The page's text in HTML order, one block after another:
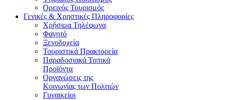
Ορεινός Τουρισμός
Γενικές & Χρηστικές Πληροφορίες
Χρήσιμα Τηλέφωνα
Φαγητό
Ξενοδοχεία
Τουριστικά Πρακτορεία
Παραδοσιακά Τοπικά
Προϊόντα
Οργανώσεις της
Κοινωνίας των Πολιτών
Γυναικείοι